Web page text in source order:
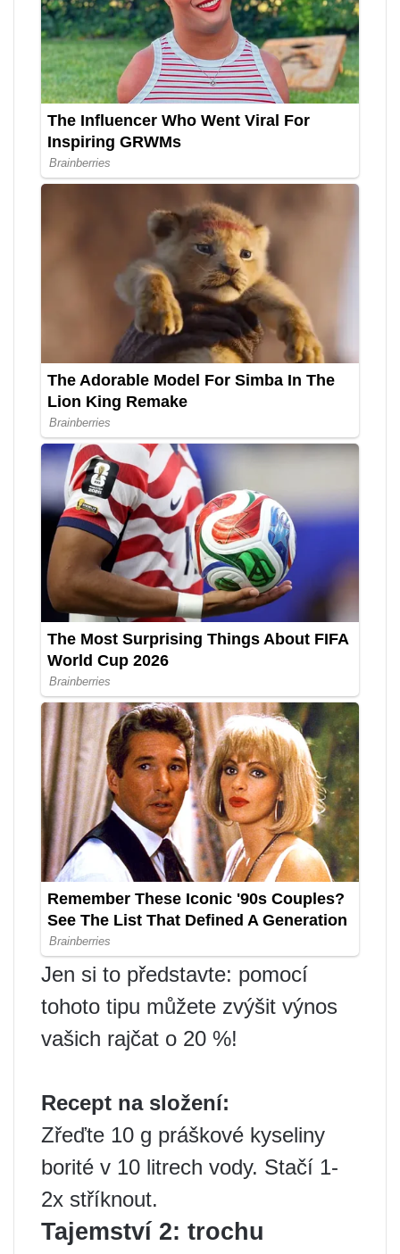
Jen si to představte: pomocí
tohoto tipu můžete zvýšit výnos
vašich rajčat o 20 %!
Recept na složení:
Zřeďte 10 g práškové kyseliny
borité v 10 litrech vody. Stačí 1-
2x stříknout.
Tajemství 2: trochu